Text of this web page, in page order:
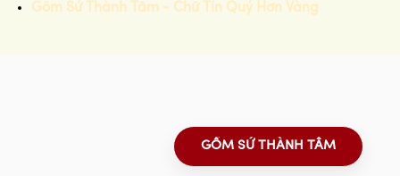
Gốm Sứ Thành Tâm - Chữ Tín Quý Hơn Vàng
GỐM SỨ THÀNH TÂM